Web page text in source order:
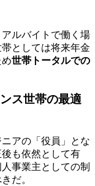
ルバイトで働く場
としては将来年金
世帯トータルでの
ス世帯の最適
アの「役員」とな
も依然として有
事業主としての制
だ。